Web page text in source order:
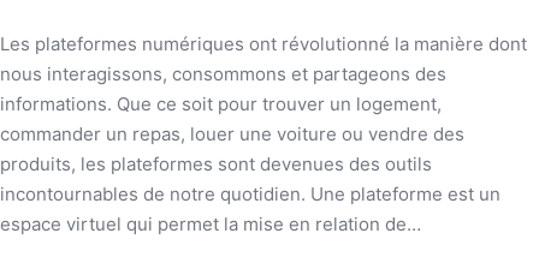
Les plateformes numériques ont révolutionné la manière dont
nous interagissons, consommons et partageons des
informations. Que ce soit pour trouver un logement,
commander un repas, louer une voiture ou vendre des
produits, les plateformes sont devenues des outils
incontournables de notre quotidien. Une plateforme est un
espace virtuel qui permet la mise en relation de…